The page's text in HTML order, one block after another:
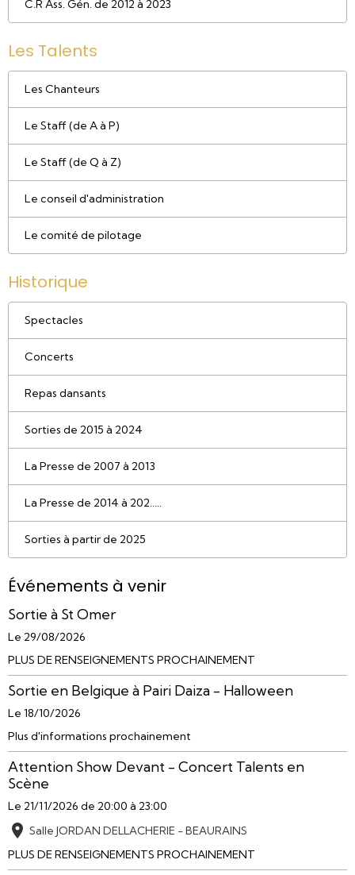
C.R Ass. Gén. de 2012 à 2023
Les Talents
Les Chanteurs
Le Staff (de A à P)
Le Staff (de Q à Z)
Le conseil d'administration
Le comité de pilotage
Historique
Spectacles
Concerts
Repas dansants
Sorties de 2015 à 2024
La Presse de 2007 à 2013
La Presse de 2014 à 202.....
Sorties à partir de 2025
Événements à venir
Sortie à St Omer
Le 29/08/2026
PLUS DE RENSEIGNEMENTS PROCHAINEMENT
Sortie en Belgique à Pairi Daiza - Halloween
Le 18/10/2026
Plus d'informations prochainement
Attention Show Devant - Concert Talents en
Scène
Le 21/11/2026 de 20:00 à 23:00
Salle JORDAN DELLACHERIE - BEAURAINS
PLUS DE RENSEIGNEMENTS PROCHAINEMENT